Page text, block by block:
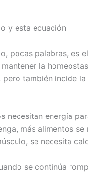
y esta ecuación
pocas palabras, es
la
pero también incide
necesitan energía
más alimentos
se necesita
se continúa